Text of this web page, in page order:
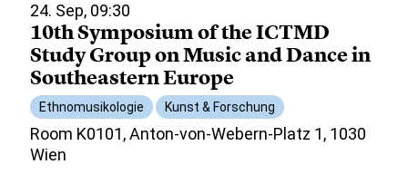
24. Sep, 09:30
10th Symposium of the ICTMD
Study Group on Music and Dance in
Southeastern Europe
Ethnomusikologie Kunst & Forschung
Room K0101, Anton-von-Webern-Platz 1, 1030
Wien